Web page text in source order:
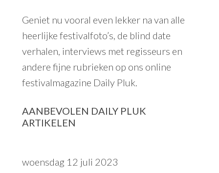
Geniet nu vooral even lekker na van alle
heerlijke festivalfoto’s , de blind date
verhalen interviews met regisseurs en
andere fijne rubrieken op ons online
festivalmagazine Daily Pluk
AANBEVOLEN DAILY PLUK
ARTIKELEN
woensdag 12 juli 2023